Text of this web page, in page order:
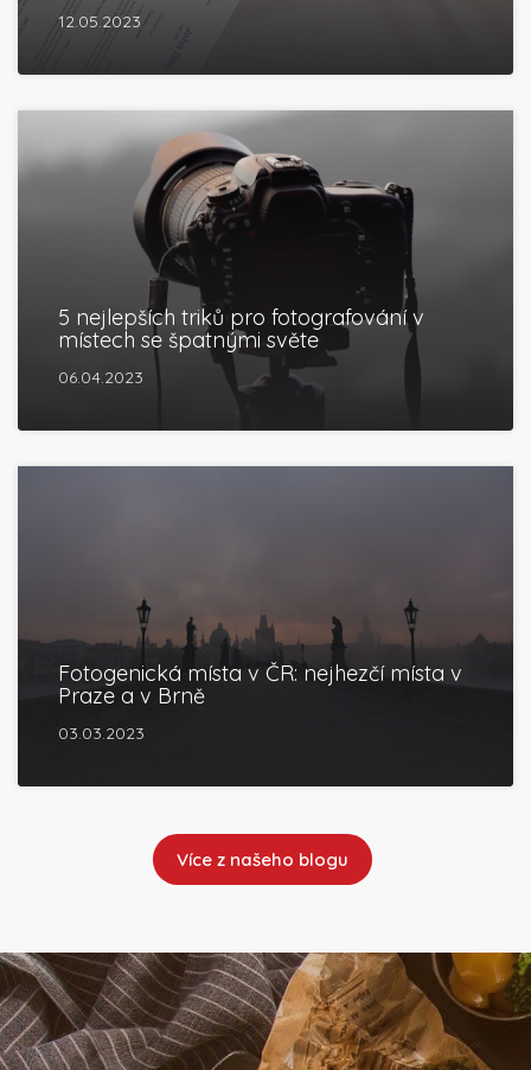
12.05.2023
5 nejlepších triků pro fotografování v
místech se špatnými světe
06.04.2023
Fotogenická místa v ČR: nejhezčí místa v
Praze a v Brně
03.03.2023
Více z našeho blogu